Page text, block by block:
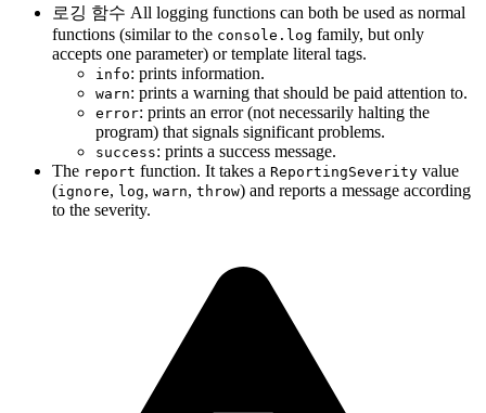
로깅 함수 All logging functions can both be used as normal
functions (similar to the console.log family, but only
accepts one parameter) or template literal tags.
info: prints information.
warn: prints a warning that should be paid attention to.
error: prints an error (not necessarily halting the
program) that signals significant problems.
success: prints a success message.
The report function. It takes a ReportingSeverity value
(ignore, log, warn, throw) and reports a message according
to the severity.